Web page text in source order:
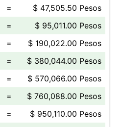
=
$ 47,505.50 Pesos
=
$ 95,011.00 Pesos
=
$ 190,022.00 Pesos
=
$ 380,044.00 Pesos
=
$ 570,066.00 Pesos
=
$ 760,088.00 Pesos
=
$ 950,110.00 Pesos